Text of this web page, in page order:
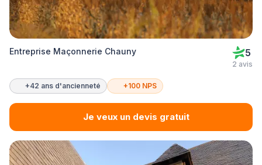
Entreprise Maçonnerie Chauny 5
2 avis
+42 ans d'ancienneté +100 NPS
Je veux un devis gratuit